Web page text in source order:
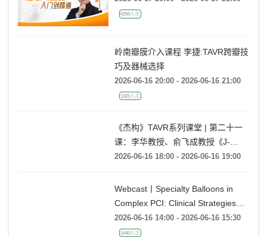
岭南瓣膜介入课程 李捷:TAVR跨瓣技
巧及器械选择
《杰构》TAVR系列课堂 | 第二十一
课：李华教授、俞飞成教授《J-
VALVE TF 治疗极度横位心AR：从
Webcast丨Specialty Balloons in
Complex PCI: Clinical Strategies
with BrosMed
2026-06-16 14:00 - 2026-06-16 15:30